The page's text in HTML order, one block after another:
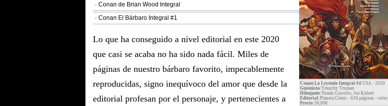
Conan La Leyenda Integral #4 USA - 2020
Guionista:Timothy Truman
Dibujante:Tomás Giorello, Joe Kubert
Editorial:Planeta Cómic - 616 páginas - color
Precio:30,00€
· Conan de Brian Wood Integral
· Conan El Bárbaro Integral #1
Lo que ha conseguido a nivel editorial en este 2020
que casi se acaba no ha sido nada fácil. Miles de
páginas de nuestro bárbaro favorito, impecablemente
reproducidas, signo inequívoco del amor que desde la
editorial profesan por el personaje, y pertenecientes a